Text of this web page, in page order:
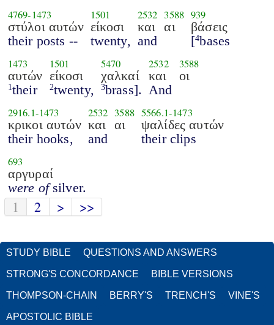
4769-1473
στύλοι αυτών
their posts --
1501
είκοσι
twenty,
2532
και
and
3588
αι
939
βάσεις
[4bases
1473
αυτών
1 their
1501
είκοσι
2twenty,
5470
χαλκαί
3brass].
2532
και
And
3588
οι
2916.1-1473
κρικοι αυτών
their hooks,
2532
και
and
3588
αι
5566.1-1473
ψαλίδες αυτών
their clips
693
αργυραί
were ofsilver.
1 2 > >>
STUDY BIBLE QUESTIONS AND ANSWERS
STRONG'S CONCORDANCE BIBLE VERSIONS
THOMPSON-CHAIN BERRY'S TRENCH'S VINE'S
APOSTOLIC BIBLE